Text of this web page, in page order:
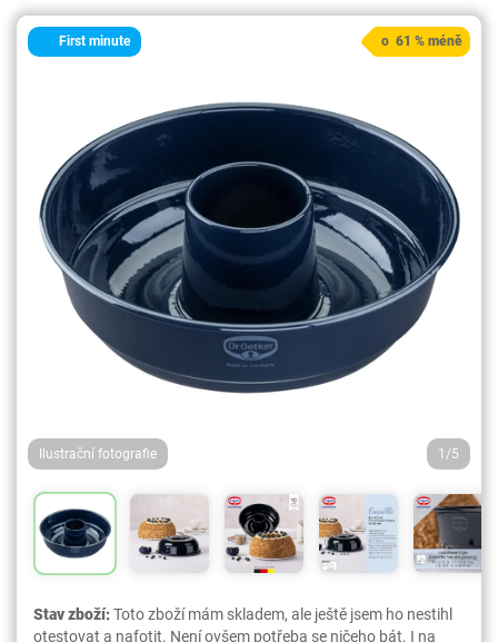
First minute
Ilustrační fotografie 1/5
o 61 % méně
Stav zboží:Toto zboží mám skladem, ale ještě jsem ho nestihl
otestovat a nafotit. Není ovšem potřeba se ničeho bát. I na